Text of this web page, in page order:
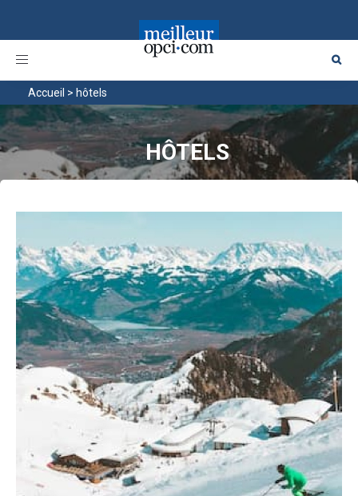
Toggle
Accueil > hôtels
HÔTELS